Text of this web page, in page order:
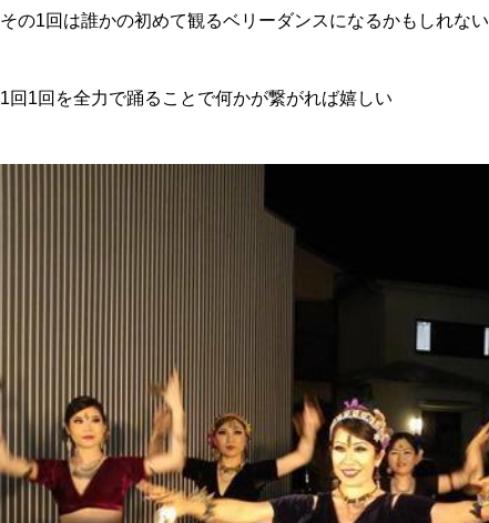
その1回は誰かの初めて観るベリーダンスになるかもしれない
1回1回を全力で踊ることで何かが繋がれば嬉しい